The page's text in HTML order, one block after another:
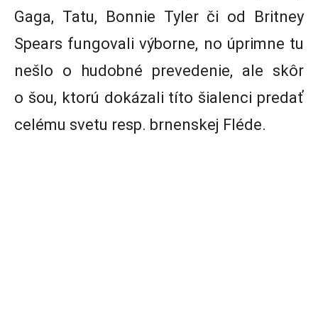
Gaga, Tatu, Bonnie Tyler či od Britney
Spears fungovali výborne, no úprimne tu
nešlo o hudobné prevedenie, ale skôr
o šou, ktorú dokázali títo šialenci predať
celému svetu resp. brnenskej Fléde.